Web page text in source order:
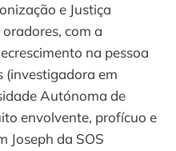
e Justiça
com a
na pessoa
(investigadora em
Autónoma de
envolvente, profícuo e
Joseph da SOS